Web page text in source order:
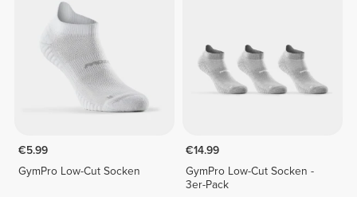
€5.99
GymPro Low-Cut Socken
€14.99
GymPro Low-Cut Socken -
3er-Pack